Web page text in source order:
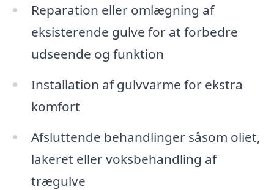
Reparation eller omlægning af
eksisterende gulve for at forbedre
udseende og funktion
Installation af gulvvarme for ekstra
komfort
Afsluttende behandlinger såsom oliet,
lakeret eller voksbehandling af
trægulve